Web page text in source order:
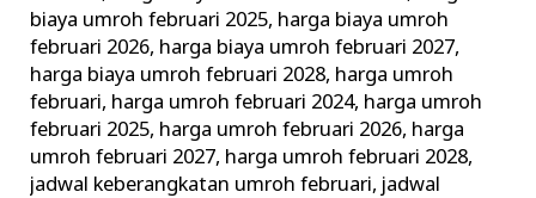
biaya umroh februari 2025, harga biaya umroh
februari 2026, harga biaya umroh februari 2027,
harga biaya umroh februari 2028, harga umroh
februari, harga umroh februari 2024, harga umroh
februari 2025, harga umroh februari 2026, harga
umroh februari 2027, harga umroh februari 2028,
jadwal keberangkatan umroh februari, jadwal